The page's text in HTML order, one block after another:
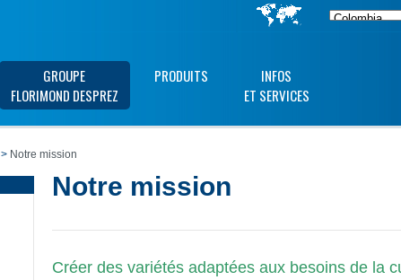
GROUPE
FLORIMOND DESPREZ
PRODUITS
INFOS
ET SERVICES
> Notre mission
Notre mission
Créer des variétés adaptées aux besoins de la